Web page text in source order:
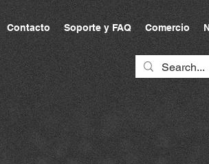
Contacto Soporte y FAQ Comercio